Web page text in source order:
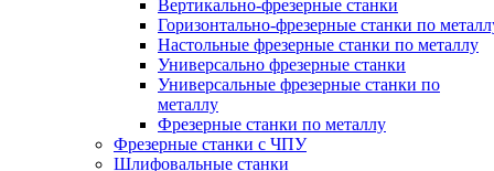
Вертикально-фрезерные станки
Горизонтально-фрезерные станки по
Настольные фрезерные станки по металлу
Универсально фрезерные станки
Универсальные фрезерные станки по
металлу
Фрезерные станки по металлу
Фрезерные станки с ЧПУ
Шлифовальные станки